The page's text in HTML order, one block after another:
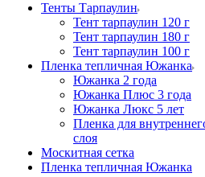
Тенты Тарпаулин
Тент тарпаулин 120 г
Тент тарпаулин 180 г
Тент тарпаулин 100 г
Пленка тепличная Южанка
Южанка 2 года
Южанка Плюс 3 года
Южанка Люкс 5 лет
Пленка для
слоя
Москитная сетка
Пленка тепличная Южанка